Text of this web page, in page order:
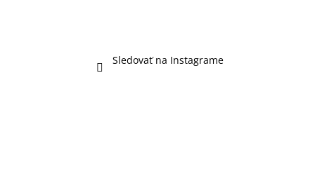
Sledovať na Instagrame